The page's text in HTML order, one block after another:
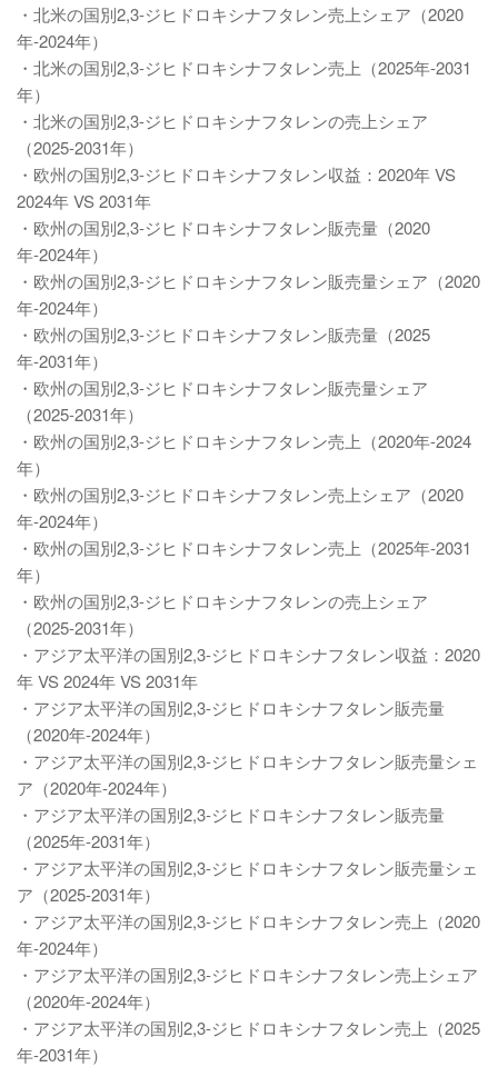
・北米の国別2,3-ジヒドロキシナフタレン売上シェア（2020
年-2024年）
・北米の国別2,3-ジヒドロキシナフタレン売上（2025年-2031
年）
・北米の国別2,3-ジヒドロキシナフタレンの売上シェア
（2025-2031年）
・欧州の国別2,3-ジヒドロキシナフタレン収益：2020年 VS
2024年 VS 2031年
・欧州の国別2,3-ジヒドロキシナフタレン販売量（2020
年-2024年）
・欧州の国別2,3-ジヒドロキシナフタレン販売量シェア（2020
年-2024年）
・欧州の国別2,3-ジヒドロキシナフタレン販売量（2025
年-2031年）
・欧州の国別2,3-ジヒドロキシナフタレン販売量シェア
（2025-2031年）
・欧州の国別2,3-ジヒドロキシナフタレン売上（2020年-2024
年）
・欧州の国別2,3-ジヒドロキシナフタレン売上シェア（2020
年-2024年）
・欧州の国別2,3-ジヒドロキシナフタレン売上（2025年-2031
年）
・欧州の国別2,3-ジヒドロキシナフタレンの売上シェア
（2025-2031年）
・アジア太平洋の国別2,3-ジヒドロキシナフタレン収益：2020
年 VS 2024年 VS 2031年
・アジア太平洋の国別2,3-ジヒドロキシナフタレン販売量
（2020年-2024年）
・アジア太平洋の国別2,3-ジヒドロキシナフタレン販売量シェ
ア（2020年-2024年）
・アジア太平洋の国別2,3-ジヒドロキシナフタレン販売量
（2025年-2031年）
・アジア太平洋の国別2,3-ジヒドロキシナフタレン販売量シェ
ア（2025-2031年）
・アジア太平洋の国別2,3-ジヒドロキシナフタレン売上（2020
年-2024年）
・アジア太平洋の国別2,3-ジヒドロキシナフタレン売上シェア
（2020年-2024年）
・アジア太平洋の国別2,3-ジヒドロキシナフタレン売上（2025
年-2031年）